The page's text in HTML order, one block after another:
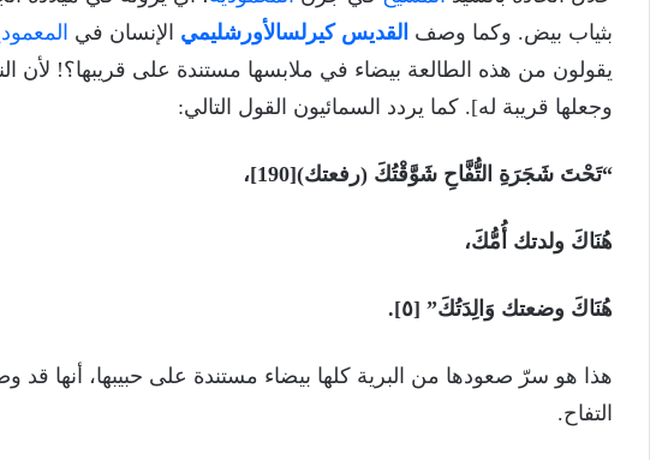
بثياب بيض. وكما وصف القديس كيرلسالأورشليمي الإنسان في
يقولون من هذه الطالعة بيضاء في ملابسها مستندة على قريبها؟! لأن
وجعلها قريبة له]. كما يردد السمائيون القول التالي:
“تَحْتَ شَجَرَةِ التُّفَّاحِ شَوَّقْتُكَ (رفعتك)[190]،
هُنَاكَ ولدتك أُمُّكَ،
هُنَاكَ وضعتك وَالِدَتُكَ” [٥].
هذا هو سرّ صعودها من البرية كلها بيضاء مستندة على حبيبها، أنها قد
التفاح.